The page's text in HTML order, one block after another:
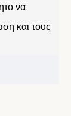
να
και τους